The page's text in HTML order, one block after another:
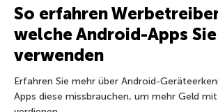
So erfahren
welche Android-Apps Sie
verwenden
Erfahren Sie mehr über Android-
Apps diese missbrauchen, um mehr Geld